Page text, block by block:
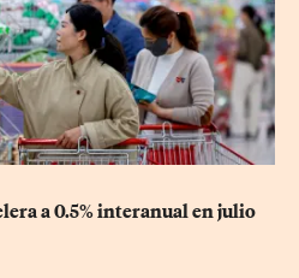
a 0.5% interanual en julio